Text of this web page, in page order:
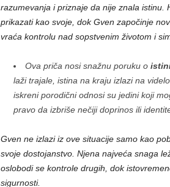
razumevanja i priznaje da nije znala istinu.
prikazati kao svoje, dok Gven započinje
vraća kontrolu nad sopstvenim životom i
Ova priča nosi snažnu poruku o
laži trajale, istina na kraju izlazi na
iskreni porodični odnosi su jedini koji
pravo da izbriše nečiji doprinos ili
Gven ne izlazi iz ove situacije samo kao
svoje dostojanstvo. Njena najveća snaga
oslobodi se kontrole drugih, dok
sigurnosti.